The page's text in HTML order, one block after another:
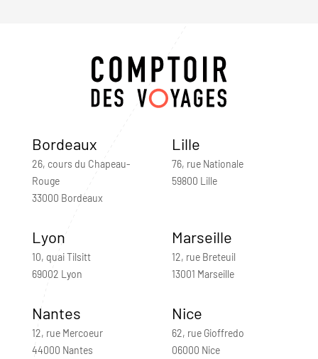
Bordeaux
26, cours du Chapeau-
Rouge
33000 Bordeaux
Lille
76, rue Nationale
59800 Lille
Lyon
10, quai Tilsitt
69002 Lyon
Marseille
12, rue Breteuil
13001 Marseille
Nantes
12, rue Mercoeur
44000 Nantes
Nice
62, rue Gioffredo
06000 Nice